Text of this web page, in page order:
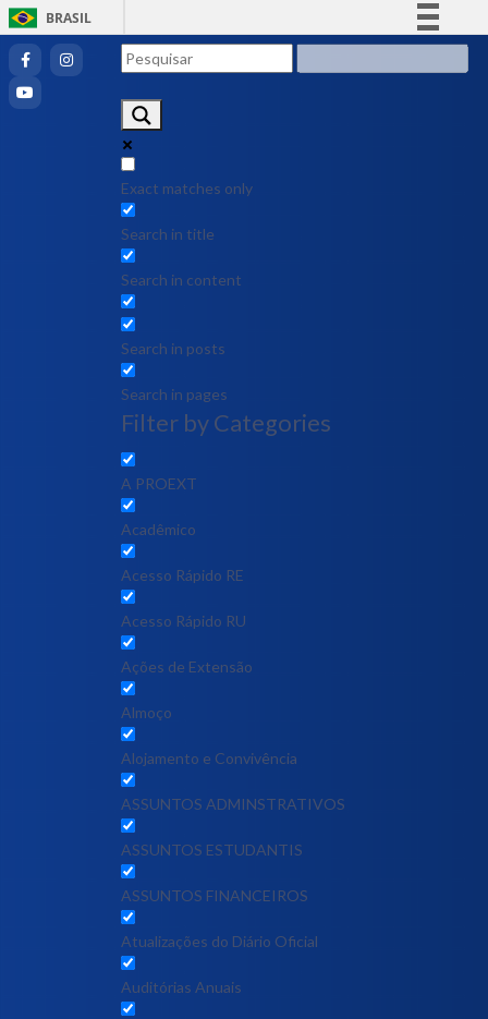
BRASIL
Exact matches only
Search in title
Search in content
Search in posts
Search in pages
Filter by Categories
A PROEXT
Acadêmico
Acesso Rápido RE
Acesso Rápido RU
Ações de Extensão
Almoço
Alojamento e Convivência
ASSUNTOS ADMINSTRATIVOS
ASSUNTOS ESTUDANTIS
ASSUNTOS FINANCEIROS
Atualizações do Diário Oficial
Auditórias Anuais